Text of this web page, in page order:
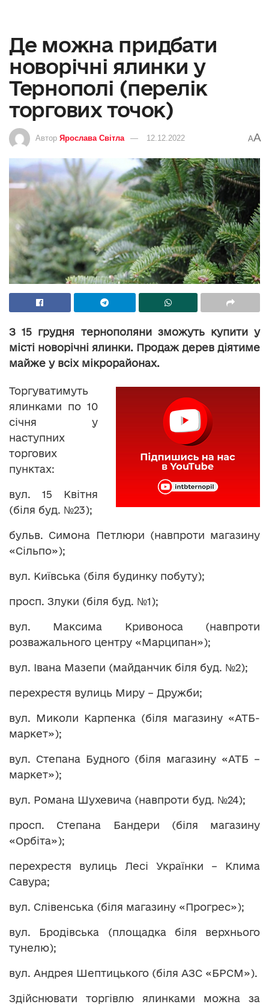
Де можна придбати
новорічні ялинки у
Тернополі (перелік
торгових точок)
Автор Ярослава Світла 12.12.2022 AA
З 15 грудня тернополяни зможуть купити у
місті новорічні ялинки. Продаж дерев діятиме
майже у всіх мікрорайонах.
Торгуватимуть
ялинками по 10
січня у
наступних
торгових
пунктах:
вул. 15 Квітня
(біля буд. №23);
бульв. Симона Петлюри (навпроти магазину
«Сільпо»);
вул. Київська (біля будинку побуту);
просп. Злуки (біля буд. №1);
вул. Максима Кривоноса (навпроти
розважального центру «Марципан»);
вул. Івана Мазепи (майданчик біля буд. №2);
перехрестя вулиць Миру – Дружби;
вул. Миколи Карпенка (біля магазину «АТБ-
маркет»);
вул. Степана Будного (біля магазину «АТБ –
маркет»);
вул. Романа Шухевича (навпроти буд. №24);
просп. Степана Бандери (біля магазину
«Орбіта»);
перехрестя вулиць Лесі Українки – Клима
Савура;
вул. Слівенська (біля магазину «Прогрес»);
вул. Бродівська (площадка біля верхнього
тунелю);
вул. Андрея Шептицького (біля АЗС «БРСМ»).
Здійснювати торгівлю ялинками можна за